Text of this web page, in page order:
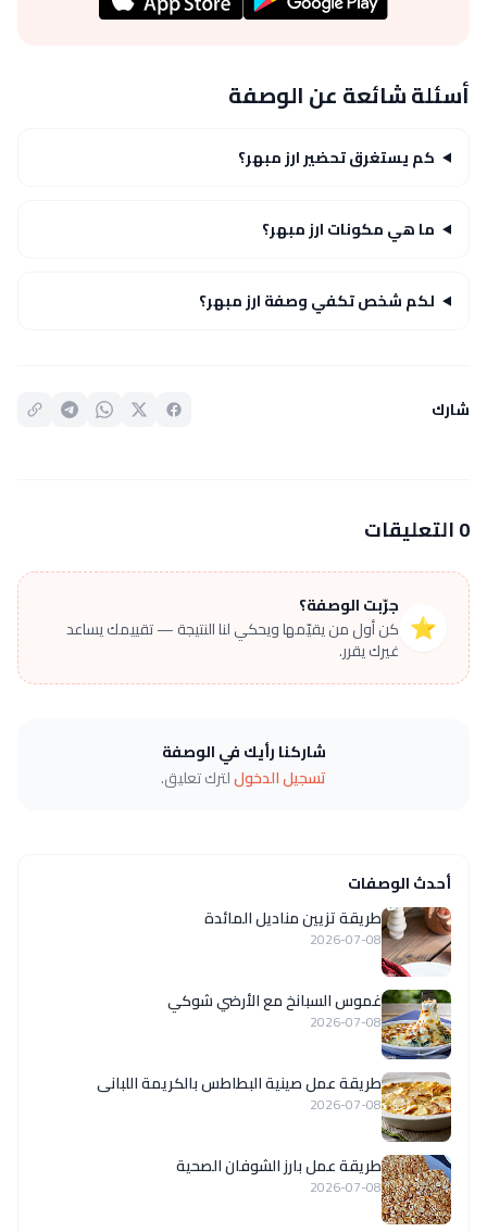
أسئلة شائعة عن الوصفة
كم يستغرق تحضير ارز مبهر؟
ما هي مكونات ارز مبهر؟
لكم شخص تكفي وصفة ارز مبهر؟
شارك
0 التعليقات
⭐
جرّبت الوصفة؟
كن أول من يقيّمها ويحكي لنا النتيجة — تقييمك يساعد
غيرك يقرر.
شاركنا رأيك في الوصفة
تسجيل الدخوللترك تعليق.
أحدث الوصفات
طريقة تزيين مناديل المائدة
2026-07-08
غموس السبانخ مع الأرضي شوكي
2026-07-08
طريقة عمل صينية البطاطس بالكريمة اللبانى
2026-07-08
طريقة عمل بارز الشوفان الصحية
2026-07-08